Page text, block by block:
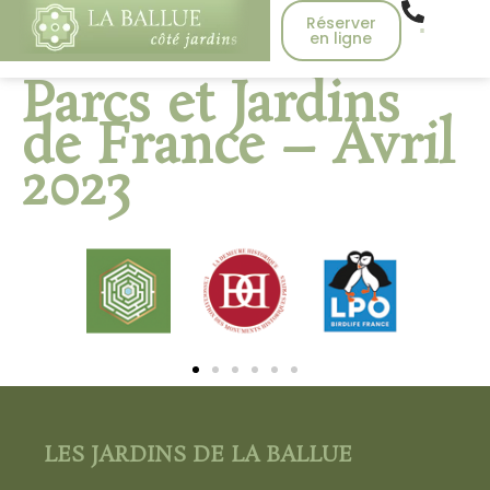
Réserver
en ligne
Parcs et Jardins
de France – Avril
2023
LES JARDINS DE LA BALLUE